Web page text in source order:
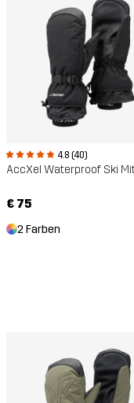
4.8 (40)
AccXel Waterproof Ski
€ 75
2 Farben